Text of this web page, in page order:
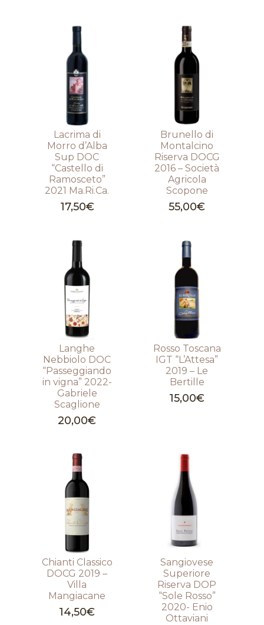
Lacrima di
Morro d’Alba
Sup DOC
“Castello di
Ramosceto”
2021 Ma.Ri.Ca.
17,50€
Brunello di
Montalcino
Riserva DOCG
2016 – Società
Agricola
Scopone
55,00€
Langhe
Nebbiolo DOC
“Passeggiando
in vigna” 2022-
Gabriele
Scaglione
20,00€
Rosso Toscana
IGT “L’Attesa”
2019 – Le
Bertille
15,00€
Chianti Classico
DOCG 2019 –
Villa
Mangiacane
14,50€
Sangiovese
Superiore
Riserva DOP
“Sole Rosso”
2020- Enio
Ottaviani